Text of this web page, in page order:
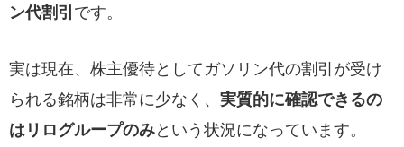
ン代割引 です。
実は現在、株主優待としてガソリン代の割引が受け
られる銘柄は非常に少なく、 実質的に確認できるの
はリログループのみという状況になっています。